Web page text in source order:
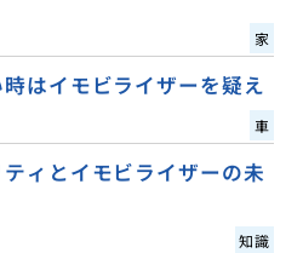
家
はイモビライザーを疑え
車
ィとイモビライザーの未
知識